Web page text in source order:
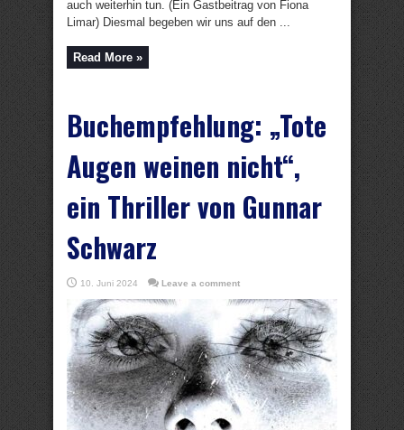
auch weiterhin tun. (Ein Gastbeitrag von Fiona
Limar) Diesmal begeben wir uns auf den ...
Read More »
Buchempfehlung: „Tote
Augen weinen nicht“,
ein Thriller von Gunnar
Schwarz
10. Juni 2024 Leave a comment